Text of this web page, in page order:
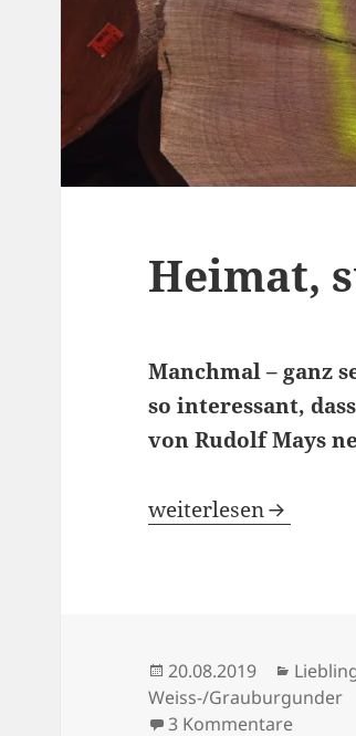
Heimat,
Manchmal – ganz
so interessant,
von Rudolf Mays
Heimat, süße Heimat!
weiterlesen
Veröffentlicht
am
20.08.2019
Weiss-/Grauburgunder
3 Kommentarezu